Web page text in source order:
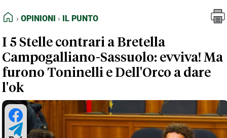
FEED RSS
NORMATIVE DEONTOLOGICHE
TERMINI e CONDIZIONI
HOME
OPINIONI IL PUNTO
I 5 Stelle contrari a Bretella
Campogalliano-Sassuolo: evviva! Ma
furono Toninelli e Dell'Orco a dare
l'ok